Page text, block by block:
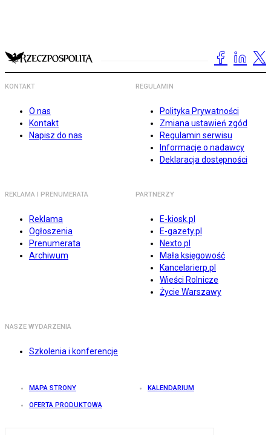
KONTAKT
O nas
Kontakt
Napisz do nas
REGULAMIN
Polityka Prywatności
Zmiana ustawień zgód
Regulamin serwisu
Informacje o nadawcy
Deklaracja dostępności
REKLAMA I PRENUMERATA
Reklama
Ogłoszenia
Prenumerata
Archiwum
PARTNERZY
E-kiosk.pl
E-gazety.pl
Nexto.pl
Mała księgowość
Kancelarierp.pl
Wieści Rolnicze
Życie Warszawy
NASZE WYDARZENIA
Szkolenia i konferencje
MAPA STRONY KALENDARIUM
OFERTA PRODUKTOWA